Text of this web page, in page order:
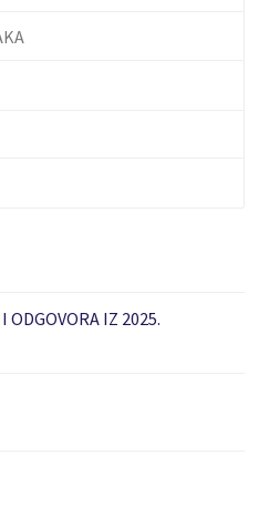
ODGOVORA IZ 2025.